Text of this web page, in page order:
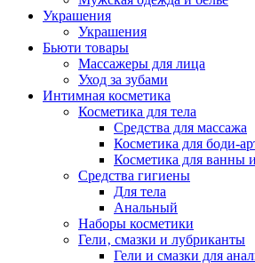
Украшения
Украшения
Бьюти товары
Массажеры для лица
Уход за зубами
Интимная косметика
Косметика для тела
Средства для массажа
Косметика для боди-
Косметика для ванны
Средства гигиены
Для тела
Анальный
Наборы косметики
Гели‚ смазки и лубриканты
Гели и смазки для